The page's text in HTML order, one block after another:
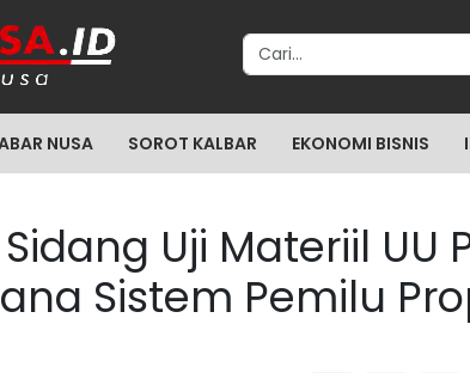
Search for:
NUSA SOROT KALBAR EKONOMI BISNIS
Uji Materiil UU
Sistem Pemilu